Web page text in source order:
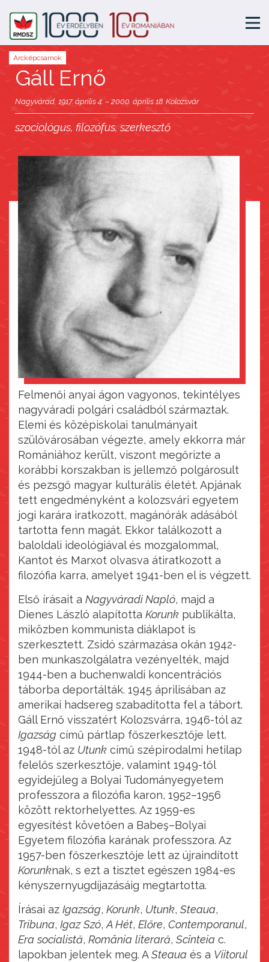
Gáll Ernő
Arcképcsarnok
Nagyvárad, 1917. április 4. – 2000. április 18. Kolozsvár
szociológus, filozófus, szerkesztő
Felmenői anyai ágon vagyonos, tekintélyes
nagyváradi polgári családból származtak.
Elemi és középiskolai tanulmányait
szülővárosában végezte, amely ekkorra már
Romániához került, viszont megőrizte a
korábbi korszakban is jellemző polgárosult
és pezsgő magyar kulturális életét. Apjának
tett engedményként a kolozsvári egyetem
jogi karára iratkozott, magánórák adásából
tartotta fenn magát. Ekkor találkozott a
baloldali ideológiával és mozgalommal,
Kantot és Marxot olvasva átiratkozott a
filozófia karra, amelyet 1941-ben el is végzett.
Első írásait a Nagyváradi Napló, majd a
Dienes László alapította Korunk publikálta,
miközben kommunista diáklapot is
szerkesztett. Zsidó származása okán 1942-
ben munkaszolgálatra vezényelték, majd
1944-ben a buchenwaldi koncentrációs
táborba deportálták. 1945 áprilisában az
amerikai hadsereg szabadította fel a tábort.
Gáll Ernő visszatért Kolozsvárra, 1946-tól az
Igazság című pártlap főszerkesztője lett.
1948-tól az Utunk című szépirodalmi hetilap
felelős szerkesztője, valamint 1949-től
egyidejűleg a Bolyai Tudományegyetem
professzora a filozófia karon, 1952–1956
között rektorhelyettes. Az 1959-es
egyesítést követően a Babeş–Bolyai
Egyetem filozófia karának professzora. Az
1957-ben főszerkesztője lett az újraindított
Korunknak, s ezt a tisztet egészen 1984-es
kényszernyugdíjazásáig megtartotta.
Írásai az Igazság, Korunk, Utunk, Steaua,
Tribuna, Igaz Szó, A Hét, Előre, Contemporanul,
Era socialistă, România literară, Scînteia c.
lapokban jelentek meg. ASteaua és a Viitorul